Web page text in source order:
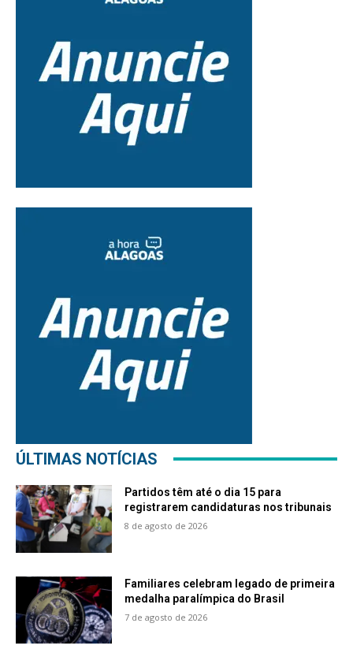
ÚLTIMAS NOTÍCIAS
Partidos têm até o dia 15 para
registrarem candidaturas nos tribunais
8 de agosto de 2026
Familiares celebram legado de primeira
medalha paralímpica do Brasil
7 de agosto de 2026